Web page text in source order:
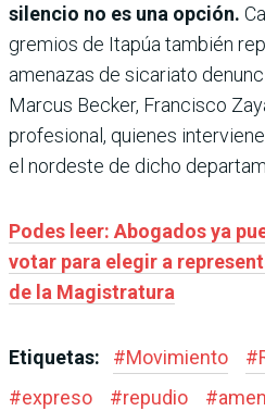
silencio no es una opción.
gremios de Itapúa también
amenazas de sicariato
Marcus Becker, Francisco
profesional, quienes
el nordeste de dicho
Podes leer: Abogados ya
votar para elegir a
de la Magistratura
Etiquetas: #Movimiento #
#expreso #repudio #